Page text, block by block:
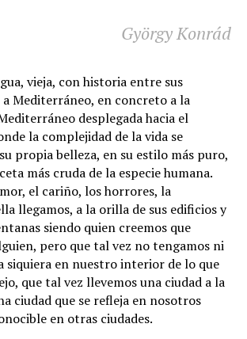
György Konrád
vieja, con historia entre sus
a Mediterráneo, en concreto a la
desplegada hacia el
la complejidad de la vida se
propia belleza, en su estilo más puro,
más cruda de la especie humana.
el cariño, los horrores, la
llegamos, a la orilla de sus edificios y
siendo quien creemos que
pero que tal vez no tengamos ni
siquiera en nuestro interior de lo que
que tal vez llevemos una ciudad a la
ciudad que se refleja en nosotros
en otras ciudades.